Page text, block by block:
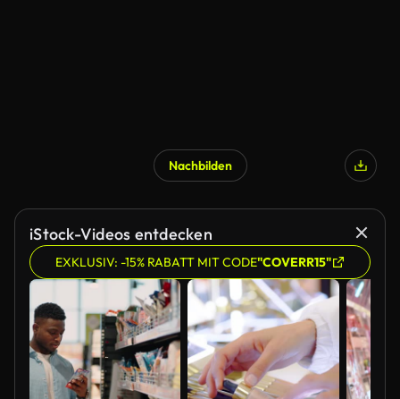
Nachbilden
iStock-Videos entdecken
EXKLUSIV: -15% RABATT MIT CODE"COVERR15"